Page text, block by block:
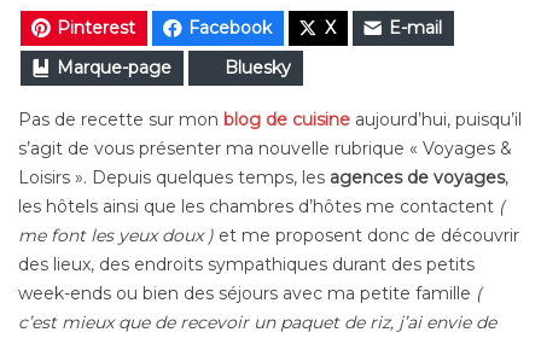
Pinterest Facebook X
E-mail
Marque-page
Bluesky
Pas de recette sur mon blog de cuisine aujourd’hui, puisqu’il
s’agit de vous présenter ma nouvelle rubrique « Voyages &
Loisirs ». Depuis quelques temps, les agences de voyages,
les hôtels ainsi que les chambres d’hôtes me contactent (
me font les yeux doux ) et me proposent donc de découvrir
des lieux, des endroits sympathiques durant des petits
week-ends ou bien des séjours avec ma petite famille (
c’est mieux que de recevoir un paquet de riz, j’ai envie de